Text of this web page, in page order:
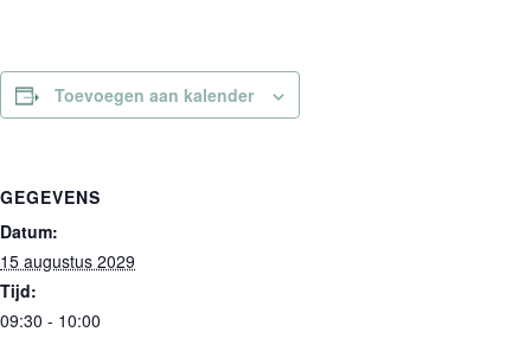
Toevoegen aan kalender
GEGEVENS
Datum:
15 augustus 2029
Tijd:
09:30 - 10:00